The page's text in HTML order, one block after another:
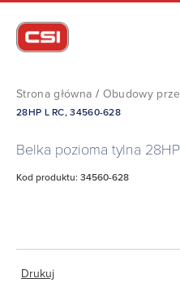
Strona główna / Obudowy
28HP L RC, 34560-628
Belka pozioma tylna
Kod produktu: 34560-628
Drukuj